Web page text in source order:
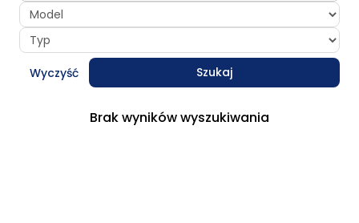
model
type
Wyczyść Szukaj
Brak wyników wyszukiwania